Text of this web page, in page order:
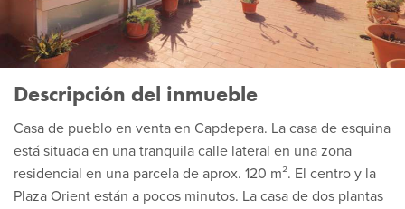
Descripción del inmueble
Casa de pueblo en venta en Capdepera. La casa de esquina
está situada en una tranquila calle lateral en una zona
residencial en una parcela de aprox. 120 m². El centro y la
Plaza Orient están a pocos minutos. La casa de dos plantas